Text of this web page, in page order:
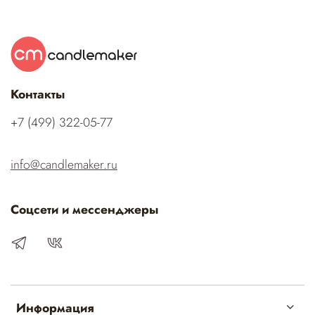
Информация
Контакты
‭+7 (499) 322-05-77‬
info@candlemaker.ru
Соцсети и мессенджеры